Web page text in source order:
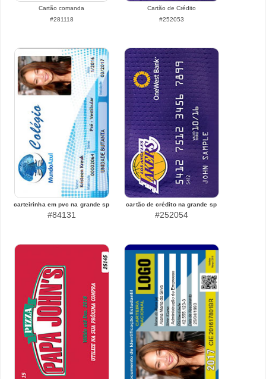
Cartão comanda
#281118
Cartão de Crédito
#252053
carteirinha em pvc na grande sp
#84131
cartão de crédito na grande sp
#252054